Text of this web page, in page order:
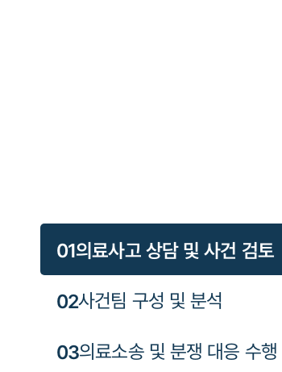
01의료사고 상담 및 사건 검토
02사건팀 구성 및 분석
03의료소송 및 분쟁 대응 수행